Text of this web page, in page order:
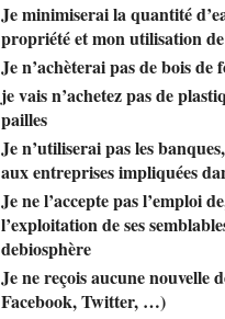
Je minimiserai la quantité
propriété et mon utilisation
Je n’achèterai pas de bois de
je vais n’achetez pas de
pailles
Je n’utiliserai pas les
aux entreprises impliquées
Je ne l’accepte pas l’emploi
l’exploitation de ses
debiosphère
Je ne reçois aucune nouvelle
Facebook, Twitter, …)